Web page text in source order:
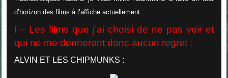
d’horizon des films à l’affiche actuellement :
I – Les films que j’ai choisi de ne pas voir et
qui ne me donneront donc aucun regret :
ALVIN ET LES CHIPMUNKS :